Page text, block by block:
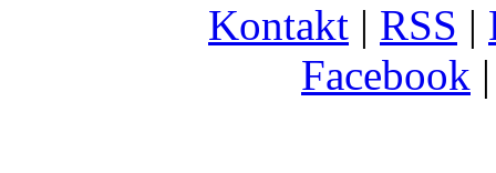
Kontakt | RSS |
Facebook